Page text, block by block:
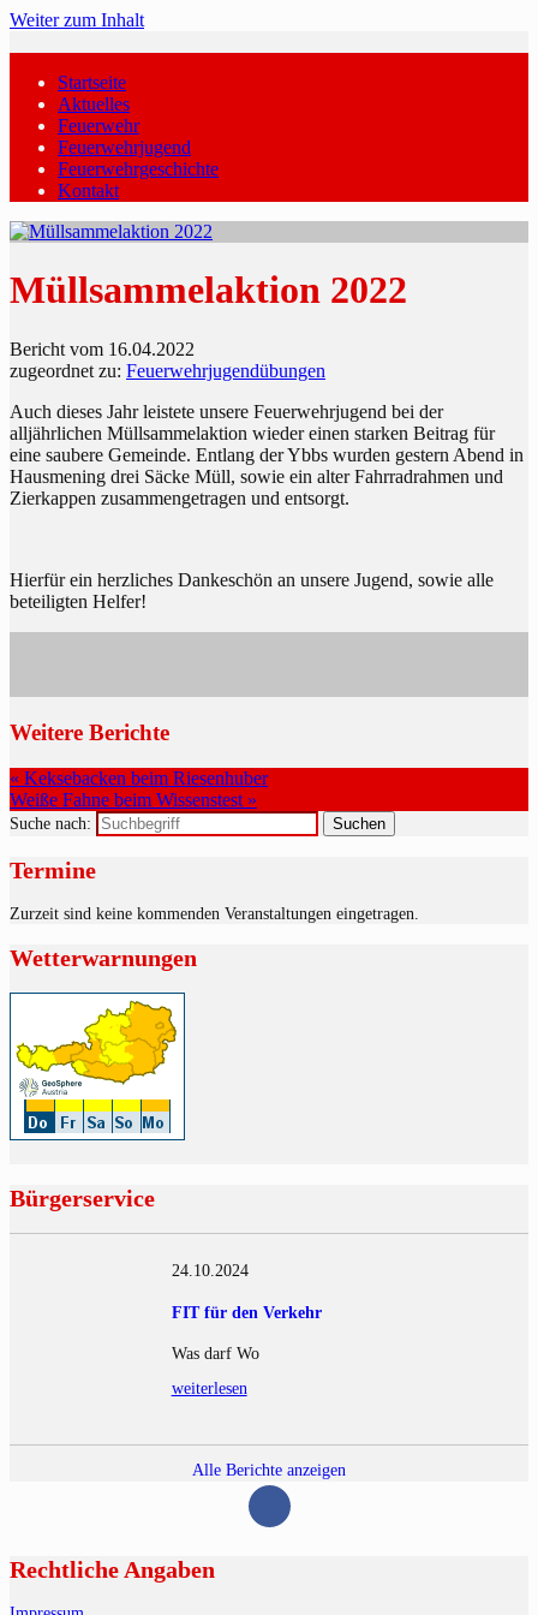
Weiter zum Inhalt
Startseite
Aktuelles
Feuerwehr
Feuerwehrjugend
Feuerwehrgeschichte
Kontakt
Müllsammelaktion 2022
Bericht vom 16.04.2022
zugeordnet zu: Feuerwehrjugendübungen
Auch dieses Jahr leistete unsere Feuerwehrjugend bei der
alljährlichen Müllsammelaktion wieder einen starken Beitrag für
eine saubere Gemeinde. Entlang der Ybbs wurden gestern Abend in
Hausmening drei Säcke Müll, sowie ein alter Fahrradrahmen und
Zierkappen zusammengetragen und entsorgt.
Hierfür ein herzliches Dankeschön an unsere Jugend, sowie alle
beteiligten Helfer!
Weitere Berichte
« Keksebacken beim Riesenhuber
Weiße Fahne beim Wissenstest »
Suche nach:
Termine
Zurzeit sind keine kommenden Veranstaltungen eingetragen.
Wetterwarnungen
Bürgerservice
24.10.2024
FIT für den Verkehr
Was darf Wo
weiterlesen
Alle Berichte anzeigen
Rechtliche Angaben